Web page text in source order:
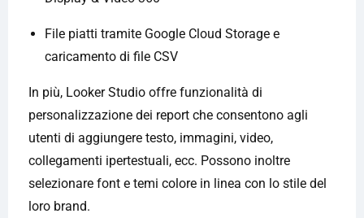
File piatti tramite Google Cloud Storage e
caricamento di file CSV
In più, Looker Studio offre funzionalità di
personalizzazione dei report che consentono agli
utenti di aggiungere testo, immagini, video,
collegamenti ipertestuali, ecc. Possono inoltre
selezionare font e temi colore in linea con lo stile del
loro brand.